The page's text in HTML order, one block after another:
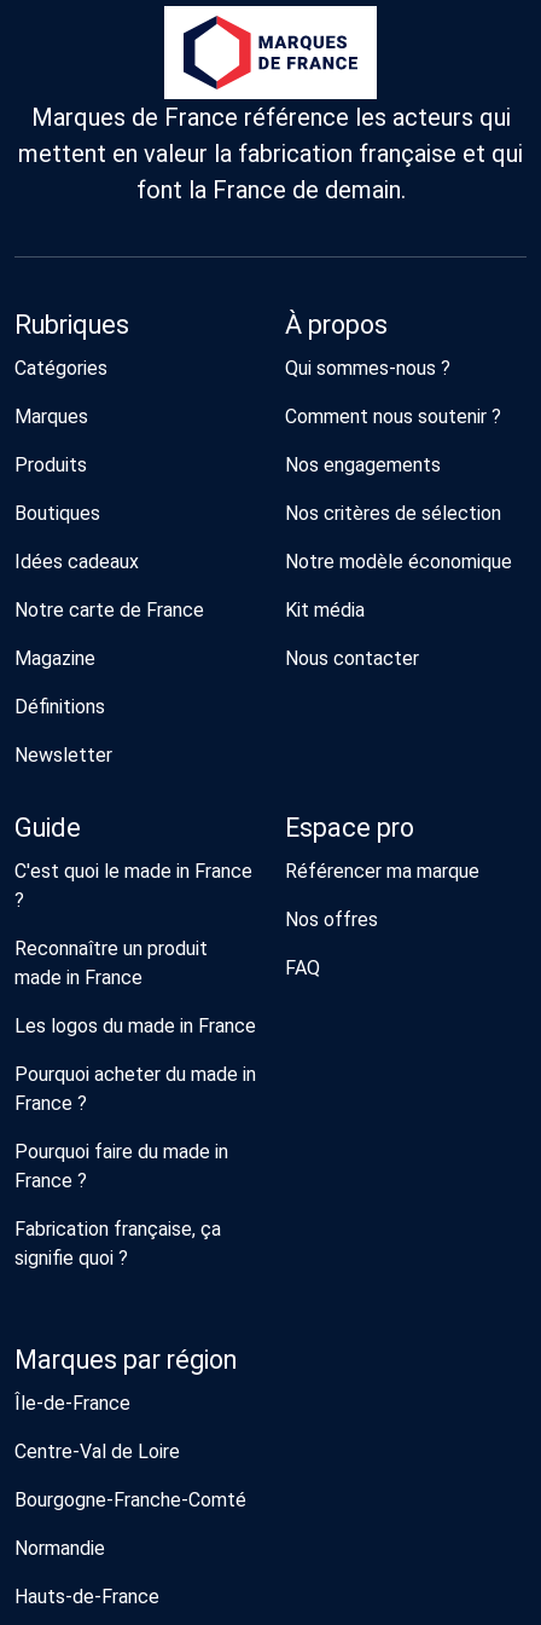
Marques de France référence les acteurs qui
mettent en valeur la fabrication française et qui
font la France de demain.
Rubriques
Catégories
Marques
Produits
Boutiques
Idées cadeaux
Notre carte de France
Magazine
Définitions
Newsletter
À propos
Qui sommes-nous ?
Comment nous soutenir ?
Nos engagements
Nos critères de sélection
Notre modèle économique
Kit média
Nous contacter
Guide
C'est quoi le made in France
?
Reconnaître un produit
made in France
Les logos du made in France
Pourquoi acheter du made in
France ?
Pourquoi faire du made in
France ?
Fabrication française, ça
signifie quoi ?
Espace pro
Référencer ma marque
Nos offres
FAQ
Marques par région
Île-de-France
Centre-Val de Loire
Bourgogne-Franche-Comté
Normandie
Hauts-de-France